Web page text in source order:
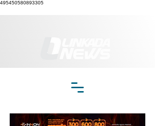
495450580893305